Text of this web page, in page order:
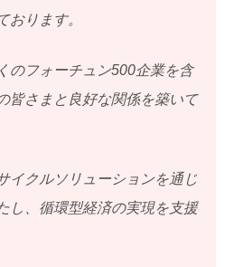
おります。
のフォーチュン500企業を含
皆さまと良好な関係を築いて
イクルソリューションを通じ
し、循環型経済の実現を支援